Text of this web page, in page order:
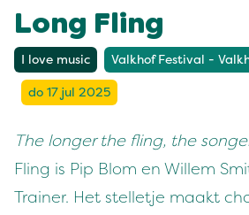
Long Fling
I love music Valkhof Festival -
do 17 jul 2025
The longer the fling, the
Fling is Pip Blom en Willem
Trainer. Het stelletje maakt